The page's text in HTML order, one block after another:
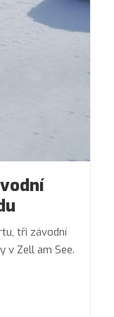
tři závodní
v Zell am See.